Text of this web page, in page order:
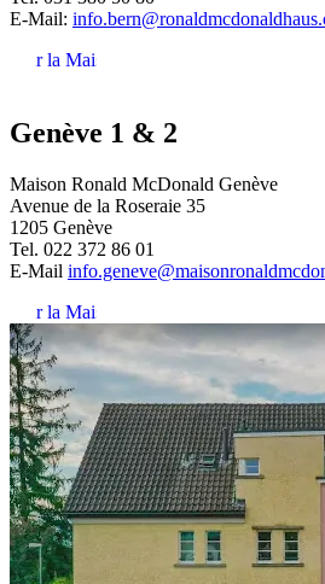
E-Mail:
Voir la Maison
Genève 1 & 2
Maison Ronald McDonald Genève
Avenue de la Roseraie 35
1205 Genève
Tel. 022 372 86 01
E-Mail
Voir la Maison